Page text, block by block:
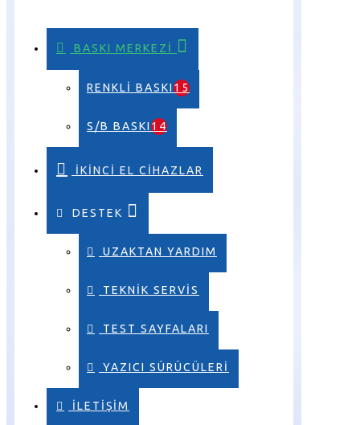
BASKI MERKEZI
RENKLI BASKI15
S/B BASKI14
İKINCI EL CIHAZLAR
DESTEK
UZAKTAN YARDIM
TEKNIK SERVIS
TEST SAYFALARI
YAZICI SÜRÜCÜLERI
ILETIŞIM